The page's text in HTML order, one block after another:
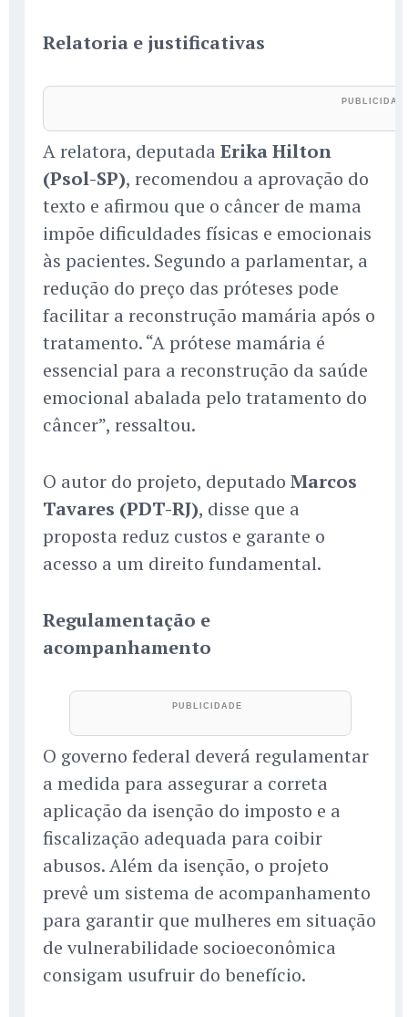
Relatoria e justificativas
A relatora, deputada Erika Hilton
(Psol-SP), recomendou a aprovação do
texto e afirmou que o câncer de mama
impõe dificuldades físicas e emocionais
às pacientes. Segundo a parlamentar, a
redução do preço das próteses pode
facilitar a reconstrução mamária após o
tratamento. “A prótese mamária é
essencial para a reconstrução da saúde
emocional abalada pelo tratamento do
câncer”, ressaltou.
O autor do projeto, deputado Marcos
Tavares (PDT-RJ), disse que a
proposta reduz custos e garante o
acesso a um direito fundamental.
Regulamentação e
acompanhamento
O governo federal deverá regulamentar
a medida para assegurar a correta
aplicação da isenção do imposto e a
fiscalização adequada para coibir
abusos. Além da isenção, o projeto
prevê um sistema de acompanhamento
para garantir que mulheres em situação
de vulnerabilidade socioeconômica
consigam usufruir do benefício.